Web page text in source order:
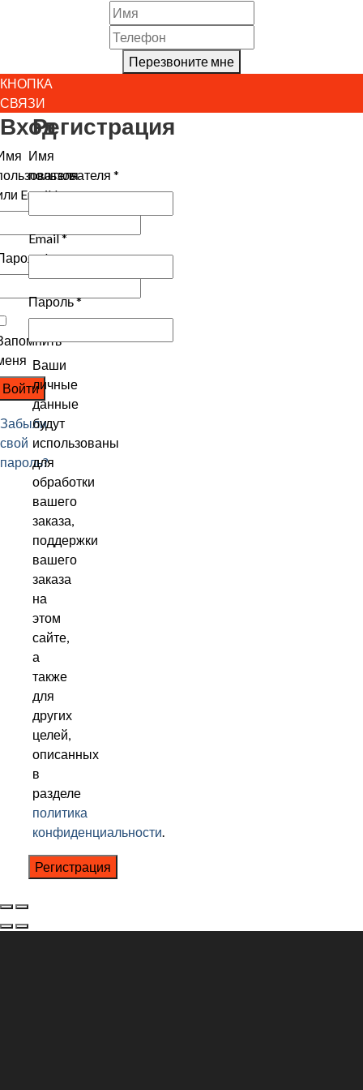
Перезвоните мне
КНОПКА
СВЯЗИ
Вход
Email*
*
Войти
Забыли
свой
пароль?
Регистрация
Имя
пользователя *
Email*
Пароль*
Ваши
личные
данные
будут
использованы
для
обработки
вашего
заказа,
поддержки
вашего
заказа
на
этом
сайте,
а
также
для
других
целей,
описанных
в
разделе
политика
конфиденциальности.
Регистрация